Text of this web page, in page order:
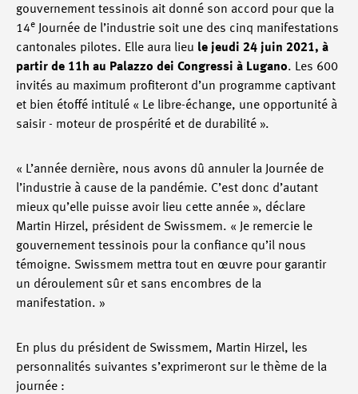
gouvernement tessinois ait donné son accord pour que la
14e Journée de l’industrie soit une des cinq manifestations
cantonales pilotes. Elle aura lieu le jeudi 24 juin 2021, à
partir de 11h au Palazzo dei Congressi à Lugano. Les 600
invités au maximum profiteront d’un programme captivant
et bien étoffé intitulé « Le libre-échange, une opportunité à
saisir - moteur de prospérité et de durabilité ».
« L’année dernière, nous avons dû annuler la Journée de
l’industrie à cause de la pandémie. C’est donc d’autant
mieux qu’elle puisse avoir lieu cette année », déclare
Martin Hirzel, président de Swissmem. « Je remercie le
gouvernement tessinois pour la confiance qu’il nous
témoigne. Swissmem mettra tout en œuvre pour garantir
un déroulement sûr et sans encombres de la
manifestation. »
En plus du président de Swissmem, Martin Hirzel, les
personnalités suivantes s’exprimeront sur le thème de la
journée :